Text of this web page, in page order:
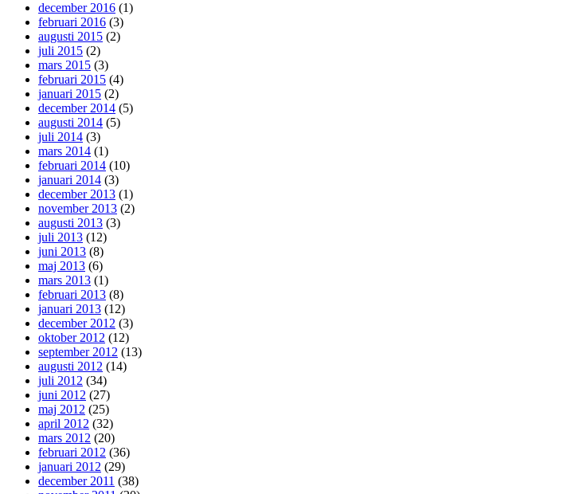
december 2016 (1)
februari 2016 (3)
augusti 2015 (2)
juli 2015 (2)
mars 2015 (3)
februari 2015 (4)
januari 2015 (2)
december 2014 (5)
augusti 2014 (5)
juli 2014 (3)
mars 2014 (1)
februari 2014 (10)
januari 2014 (3)
december 2013 (1)
november 2013 (2)
augusti 2013 (3)
juli 2013 (12)
juni 2013 (8)
maj 2013 (6)
mars 2013 (1)
februari 2013 (8)
januari 2013 (12)
december 2012 (3)
oktober 2012 (12)
september 2012 (13)
augusti 2012 (14)
juli 2012 (34)
juni 2012 (27)
maj 2012 (25)
april 2012 (32)
mars 2012 (20)
februari 2012 (36)
januari 2012 (29)
december 2011 (38)